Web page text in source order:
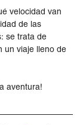
velocidad van
de las
se trata de
un viaje lleno de
aventura!